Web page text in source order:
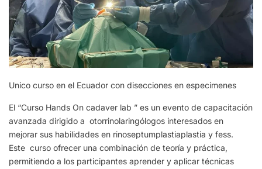
Unico curso en el Ecuador con disecciones en especimenes
El “Curso Hands On cadaver lab ” es un evento de capacitación
avanzada dirigido a otorrinolaringólogos interesados en
mejorar sus habilidades en rinoseptumplastiaplastia y fess.
Este curso ofrecer una combinación de teoría y práctica,
permitiendo a los participantes aprender y aplicar técnicas